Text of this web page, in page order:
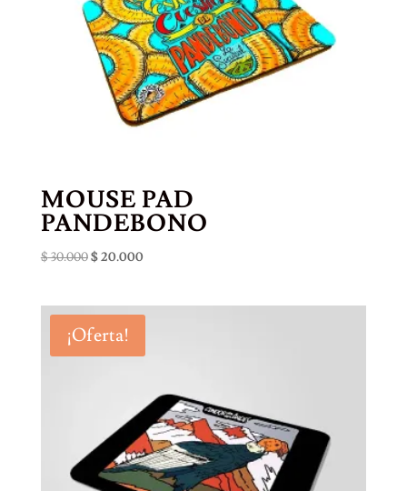
MOUSE PAD
PANDEBONO
$30.000El
era:
$ 30.000.
$20.000El
es:
¡Oferta!